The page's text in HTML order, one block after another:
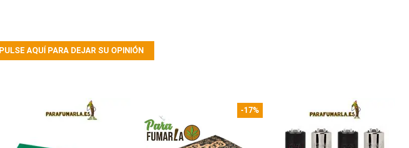
PULSE AQUÍ PARA DEJAR SU OPINIÓN
-17%